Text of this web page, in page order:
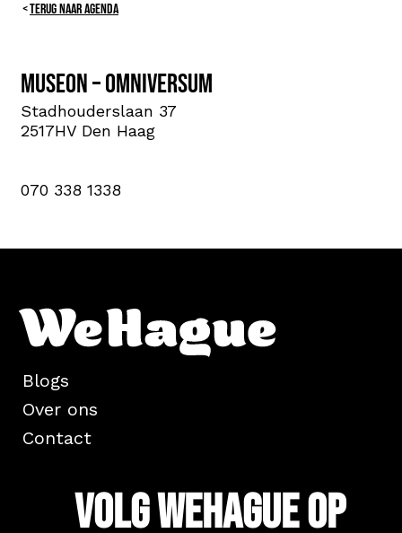
TERUG NAAR AGENDA
Museon – Omniversum
Stadhouderslaan 37
2517HV Den Haag
070 338 1338
Blogs
Over ons
Contact
Volg WeHague op